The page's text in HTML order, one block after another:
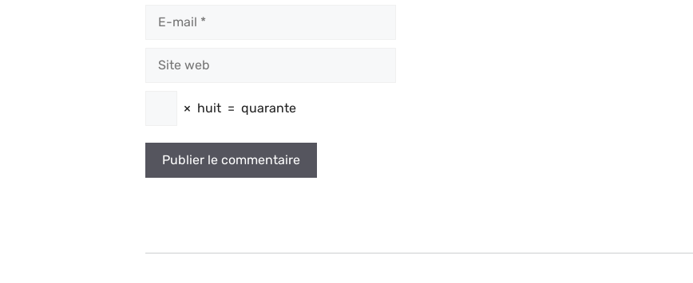
mail
web
× huit = quarante